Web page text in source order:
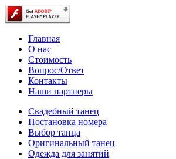
Главная
О нас
Стоимость
Вопрос/Ответ
Контакты
Наши партнеры
Свадебный танец
Постановка номера
Выбор танца
Оригинальный танец
Одежда для занятий